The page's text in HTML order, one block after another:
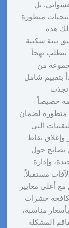
بل
متطورة
هذه
بيئة سكنية
نهجاً
من
بتقييم شامل
تجذب
خصيصاً
متطورة لضمان
التي
وإغلاق نقاط
نصائح حول
وإدارة
مستقبلاً.
مع أعلى معايير
حشرات
مناسبة،
المشكلة